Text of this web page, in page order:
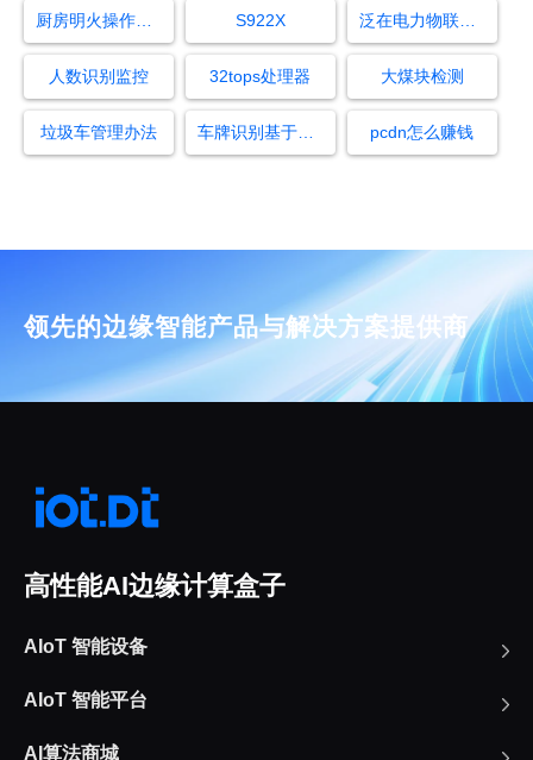
厨房明火操作严禁离岗 S922X 泛在电力物联网边缘网关的是什么
人数识别监控 32tops处理器 大煤块检测
垃圾车管理办法 车牌识别基于什么算法 pcdn怎么赚钱
领先的边缘智能产品与解决方案提供商
高性能AI边缘计算盒子
AIoT 智能设备
AIoT 智能平台
AI算法商城